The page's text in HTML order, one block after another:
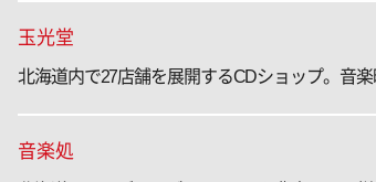
玉光堂
北海道内で27店舗を展開するCDショップ。音
音楽処